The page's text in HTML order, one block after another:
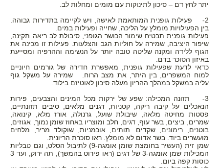
יתר לחץ דם – סיכון לתינוקות עם מומים ומחלות לב.
2- פעילות גופנית המותאמת לאישה, ויש לקיימה בתדירות גבוהה.
בין הפעילויות מומלץ על הליכה, שחייה ופעילות במים.
פעילות גופנית תבטיח שימור הכושר הגופני, סיבולת לב ריאה תקינה,
שיפור היציבה, שמירה על חוליות הגב והצלעות. פעילות זו מכינה את
הגוף ללידה ומקנה שליטה טובה יותר על הנשימה וההרפיה ומסייעת
באיזון הסוכר בדם.
כדאי לדעת שפעילות גופנית, מאפשרת חדירה של גורמים חיוניים
למוח המשפרים, בין היתר, את מצב הרוח. שמירה על משקל גוף
עליה במשקל במהלך ההריון מעלה סיכון לאוטיזם בילוד.
3- תזונה המכילה: שפע של ירקות מכל המינים והצבעים, פירות
הנאכלים על קיבה ריקה, קטניות, דגנים מלאים, סיבים תזונתיים,
פסטות מחיטה מלאה, שיבולת שועל, גרנולה, אורז מלא, קינואה,
שמרים, ביצים, בשר עוף, דגים, חלב ומוצריו באחוז שומן נמוך, אגוזים,
בוטנים, רימונים, שקדים. תותים, אוכמניות, שוקולד מריר, מלחים
מועשרים ביוד. בשר אדום לא מומלץ. ראו סוכרת הריונית.
שמן זית (העשיר בחומצת שומן אומגה-9) לתיבול הסלט, וגם טבליות
המכילות שמן אומגה-3 של דגים (ראו פירוט בהמשך), תה ירוק, ועד 3
כוסות קפה ביום.